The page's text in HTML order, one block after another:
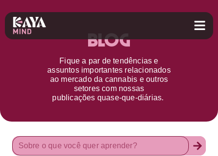
Blog
Fique a par detendências e
assuntos importantes relacionados
ao mercado da cannabis e outros
setorescom nossas
publicações quase-que-diárias.